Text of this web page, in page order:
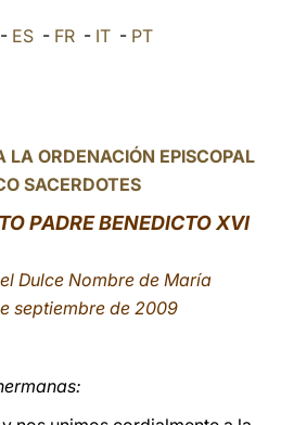
العربيّة - ES - FR - IT - PT
LA ORDENACIÓN EPISCOPAL
SACERDOTES
PADRE BENEDICTO XVI
Dulce Nombre de María
septiembre de 2009